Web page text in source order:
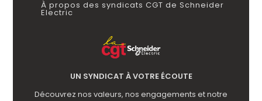
À propos des syndicats CGT de Schneider
Electric
UN SYNDICAT À VOTRE ÉCOUTE
Découvrez nos valeurs, nos engagements et notre